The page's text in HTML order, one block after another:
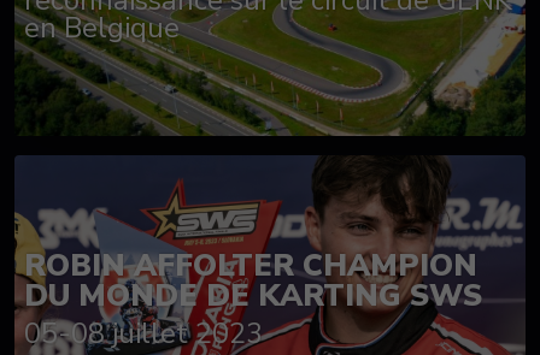
en Belgique
ROBIN AFFOLTER CHAMPION
DU MONDE DE KARTING SWS
05-08 juillet 2023